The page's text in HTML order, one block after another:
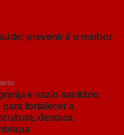
tem aquele que
e com cada
especialista em
vale entender
são
Lager e Ale.
prevenir é o melhor
e vazio sanitário
fortalecer a
destaca